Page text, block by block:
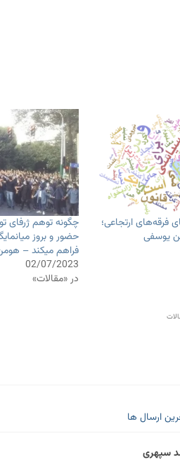
فرقه‌های ارتجاعی؛
یوسفی
چگونه توهم ژرفای
حضور و بروز
فراهم میکند –
02/07/2023
در «مقالات»
ارسال ها
سپهری